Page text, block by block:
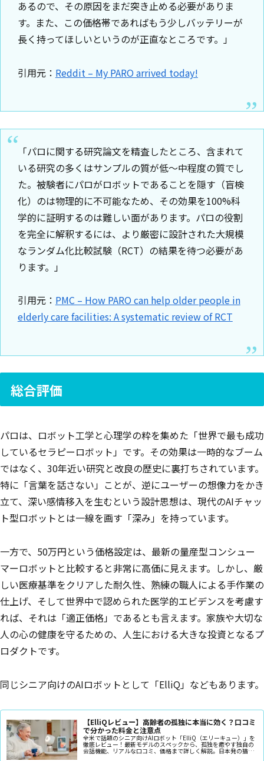
あるので、その原因をまだ突き止める必要がありま
す。また、この価格帯であればもう少しバッテリーが
長く持ってほしいというのが正直なところです。」
引用元： Reddit – My PARO arrived today!
「パロに関する研究論文を精査したところ、含まれて
いる研究の多くはサンプルの質が低〜中程度の質でし
た。被験者にパロがロボットであることを隠す（盲検
化）のは物理的に不可能なため、その効果を100%科
学的に証明するのは難しい面があります。パロの役割
を完全に解釈するには、より厳密に設計された大規模
なランダム化比較試験（RCT）の結果を待つ必要があ
ります。」
引用元： PMC – How PARO can help older people in
elderly care facilities: A systematic review of RCT
総合評価
パロは、ロボット工学と心理学の粋を集めた「世界で最も成功
しているセラピーロボット」です。その効果は一時的なブーム
ではなく、30年近い研究と改良の歴史に裏打ちされています。
特に「言葉を話さない」ことが、逆にユーザーの想像力をかき
立て、深い感情移入を生むという設計思想は、現代のAIチャッ
ト型ロボットとは一線を画す「深み」を持っています。
一方で、50万円という価格設定は、最新の量産型コンシュー
マーロボットと比較すると非常に高価に見えます。しかし、厳
しい医療基準をクリアした耐久性、熟練の職人による手作業の
仕上げ、そして世界中で認められた医学的エビデンスを考慮す
れば、それは「適正価格」であるとも言えます。家族や大切な
人の心の健康を守るための、人生における大きな投資となるプ
ロダクトです。
同じシニア向けのAIロボットとして「ElliQ」などもあります。
【ElliQレビュー】高齢者の孤独に本当に効く？口コミ
で分かった料金と注意点
全米で話題のシニア向けAIロボット「ElliQ（エリーキュー）」を
徹底レビュー！最新モデルのスペックから、孤独を癒やす独自の
会話機能、リアルな口コミ、価格まで詳しく解説。日本発の猫型